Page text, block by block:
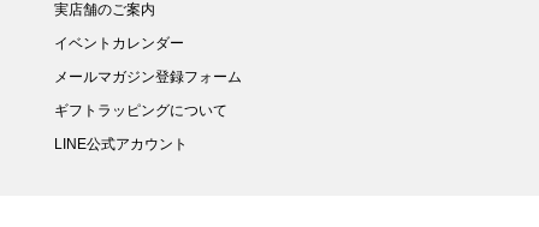
実店舗のご案内
イベントカレンダー
メールマガジン登録フォーム
ギフトラッピングについて
LINE公式アカウント